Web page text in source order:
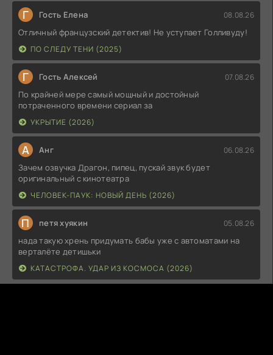
Г Гость Елена 08.08.26
Отличный французский детектив! Не уступает Голливуду!
ПО СЛЕДУ ТЕНИ (2025)
Г Гость Алексей 07.08.26
По крайней мере самый мощный и достойный
потраченного времени сериал за
УКРЫТИЕ (2026)
А Анг 06.08.26
Зачем озвучка Драгон, пипец, пускай звук будет
оригинальный с кинотеатра
ЧЕЛОВЕК-ПАУК: НОВЫЙ ДЕНЬ (2026)
П петя хуякин 05.08.26
нада такую хрень придумать бабы уже с автоматами на
верталёте детишьки
КАТАСТРОФА. УДАР ИЗ КОСМОСА (2026)